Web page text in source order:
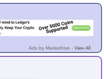
Ads by Markethive - View All